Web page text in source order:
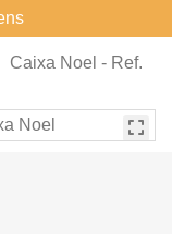
Caixa Noel - Ref.